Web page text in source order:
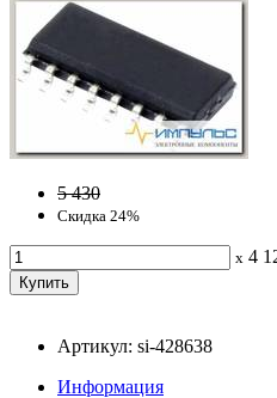
5 430
Скидка 24%
x 4
Артикул: si-428638
Информация